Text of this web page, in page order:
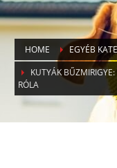
HOME
EGYÉB
KUTYÁK
RÓLA